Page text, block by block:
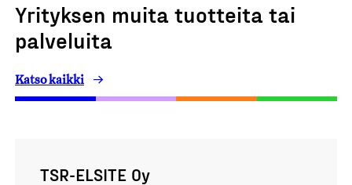
Yrityksen muita tuotteita tai
palveluita
Katso kaikki
TSR-ELSITE Oy